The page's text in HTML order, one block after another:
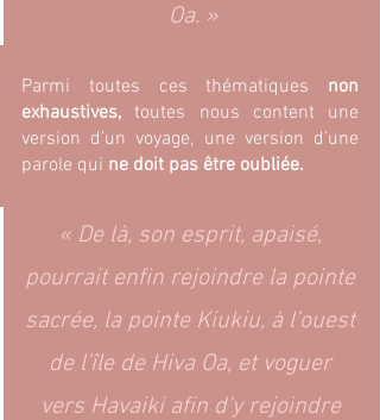
Oa. »
Parmi toutes ces thématiques non
exhaustives, toutes nous content une
version d’un voyage, une version d’une
parole qui ne doit pas être oubliée.
« De là, son esprit, apaisé,
pourrait enfin rejoindre la pointe
sacrée, la pointe Kiukiu, à l’ouest
de l’île de Hiva Oa, et voguer
vers Havaiki afin d’y rejoindre